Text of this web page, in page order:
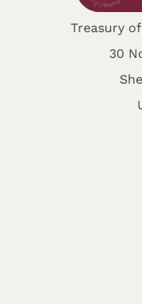
Treasury
30